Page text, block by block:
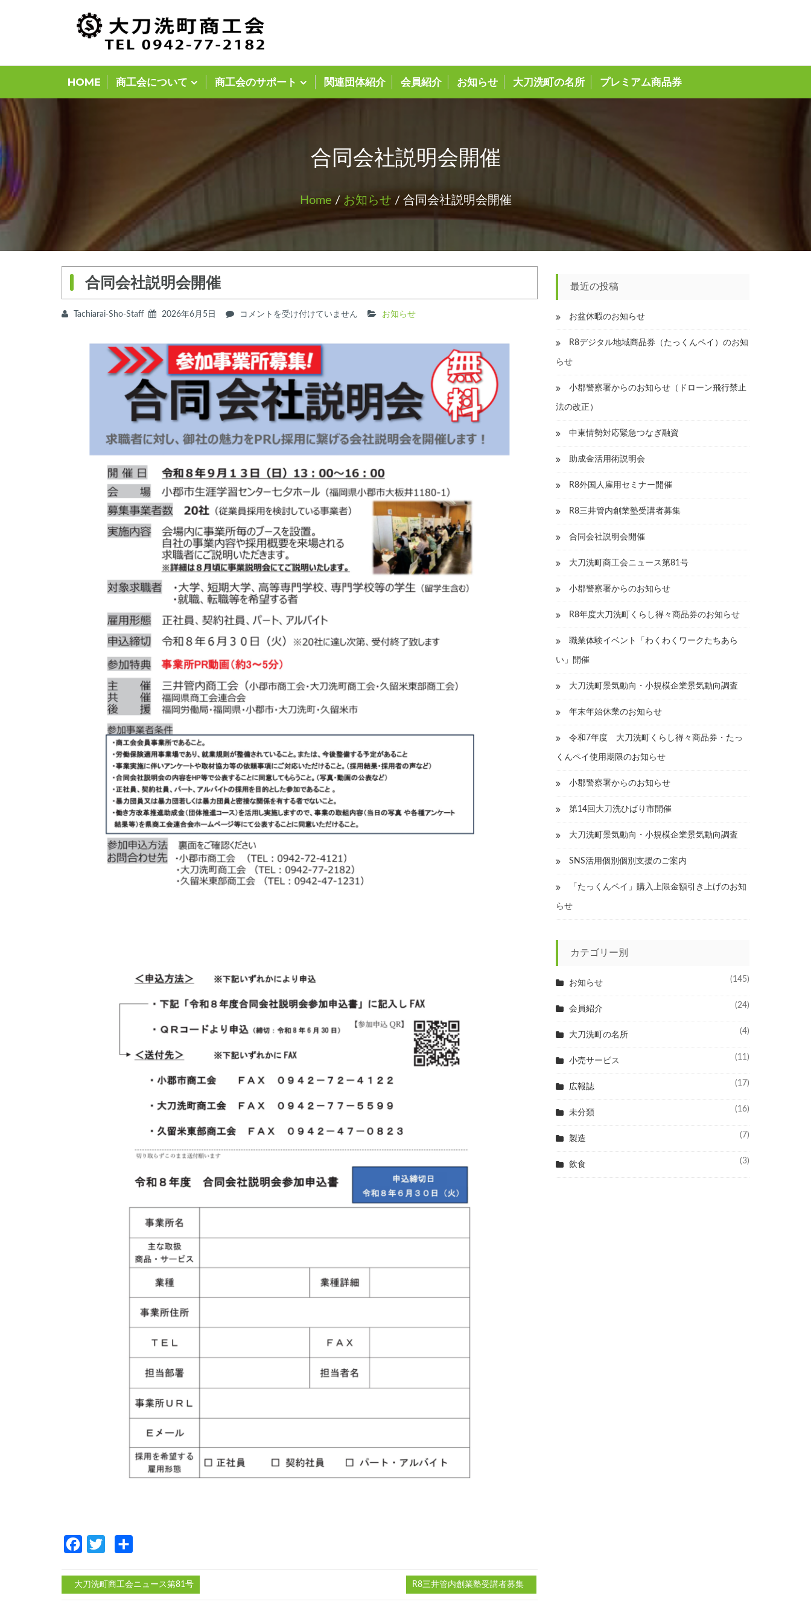
HOME 商工会について 商工会のサポート 関連団体紹介 会員紹介 お知らせ 大刀洗町の名所 プレミアム商品券
合同会社説明会開催
Home / お知らせ / 合同会社説明会開催
合同会社説明会開催
Tachiarai-Sho-Staff 2026年6月5日
合
社
説
明
会
開
催
は
コメントを受け付けていません お知らせ
FacebookTwitter
大刀洗町商工会ニュース第81号 R8三井管内創業塾受講者募集
最近の投稿
お盆休暇のお知らせ
R8デジタル地域商品券（たっくんペイ）のお知
らせ
小郡警察署からのお知らせ（ドローン飛行禁止
法の改正）
中東情勢対応緊急つなぎ融資
助成金活用術説明会
R8外国人雇用セミナー開催
R8三井管内創業塾受講者募集
合同会社説明会開催
大刀洗町商工会ニュース第81号
小郡警察署からのお知らせ
R8年度大刀洗町くらし得々商品券のお知らせ
職業体験イベント「わくわくワークたちあら
い」開催
大刀洗町景気動向・小規模企業景気動向調査
年末年始休業のお知らせ
令和7年度 大刀洗町くらし得々商品券・たっ
くんペイ使用期限のお知らせ
小郡警察署からのお知らせ
第14回大刀洗ひばり市開催
大刀洗町景気動向・小規模企業景気動向調査
SNS活用個別個別支援のご案内
「たっくんペイ」購入上限金額引き上げのお知
らせ
カテゴリー別
お知らせ (145)
会員紹介 (24)
大刀洗町の名所 (4)
小売サービス (11)
広報誌 (17)
未分類 (16)
製造 (7)
飲食 (3)